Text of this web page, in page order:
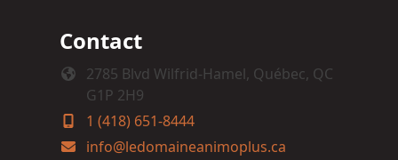
Contact
2785 Blvd Wilfrid-Hamel, Québec, QC
G1P 2H9
1 (418) 651-8444
info@ledomaineanimoplus.ca